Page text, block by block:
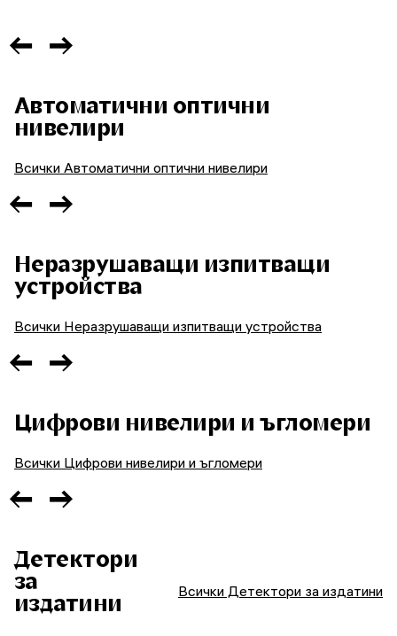
Автоматични оптични
нивелири
Всички Автоматични оптични нивелири
Неразрушаващи изпитващи
устройства
Всички Неразрушаващи изпитващи устройства
Цифрови нивелири и ъгломери
Всички Цифрови нивелири и ъгломери
Детектори
за
издатини
Всички Детектори за издатини